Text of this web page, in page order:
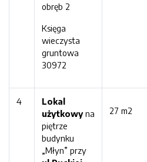
obręb 2
Księga
wieczysta
gruntowa
30972
4
Lokal
użytkowyna
piętrze
budynku
„Młyn” przy
27 m2